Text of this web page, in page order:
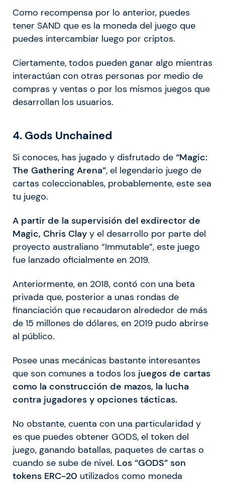
Como recompensa por lo anterior, puedes
tener SAND que es la moneda del juego que
puedes intercambiar luego por criptos.
Ciertamente, todos pueden ganar algo mientras
interactúan con otras personas por medio de
compras y ventas o por los mismos juegos que
desarrollan los usuarios.
4. Gods Unchained
Si conoces, has jugado y disfrutado de “Magic:
The Gathering Arena”, el legendario juego de
cartas coleccionables, probablemente, este sea
tu juego.
A partir de la supervisión del exdirector de
Magic, Chris Clay y el desarrollo por parte del
proyecto australiano “Immutable”, este juego
fue lanzado oficialmente en 2019.
Anteriormente, en 2018, contó con una beta
privada que, posterior a unas rondas de
financiación que recaudaron alrededor de más
de 15 millones de dólares, en 2019 pudo abrirse
al público.
Posee unas mecánicas bastante interesantes
que son comunes a todos los juegos de cartas
como la construcción de mazos, la lucha
contra jugadores y opciones tácticas.
No obstante, cuenta con una particularidad y
es que puedes obtener GODS, el token del
juego, ganando batallas, paquetes de cartas o
cuando se sube de nivel. Los “GODS” son
tokens ERC-20 utilizados como moneda